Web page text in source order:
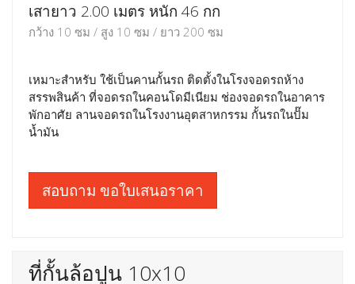
เสายาว 2.00 เมตร หนัก 46 กก
กว้าง 10 ซม / สูง 10 ซม / ยาว 200 ซม
เหมาะสำหรับ ใช้เป็นคานกั้นรถ ติดตั้งในโรงจอดรถห้าง
สรรพสินค้า ที่จอดรถในคอนโดมีเนียม ช่องจอดรถในอาคาร
พักอาศัย ลานจอดรถในโรงงานอุตสาหกรรม กั้นรถในปั๊ม
น้ำมัน
สอบถาม ขอใบเสนอราคา
ที่กั้นล้อปูน 10x10